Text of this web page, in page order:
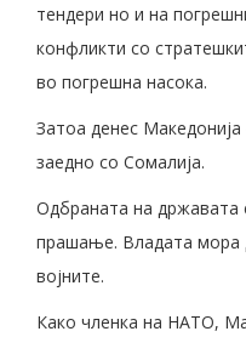
тендери но и на
конфликти со
во погрешна насока.
Затоа денес
заедно со Сомалија.
Одбраната на државата
прашање. Владата мора
војните.
Како членка на НАТО,